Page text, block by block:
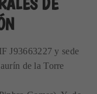
J93663227 y sede
de la Torre